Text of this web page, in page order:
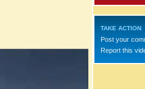
TAKE ACTION
Post your
Report this